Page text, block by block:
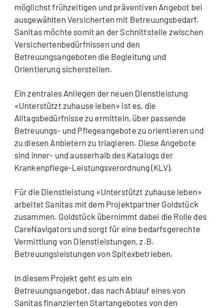
möglichst frühzeitigen und präventiven Angebot bei
ausgewählten Versicherten mit Betreuungsbedarf.
Sanitas möchte somit an der Schnittstelle zwischen
Versichertenbedürfnissen und den
Betreuungsangeboten die Begleitung und
Orientierung sicherstellen.
Ein zentrales Anliegen der neuen Dienstleistung
«Unterstützt zuhause leben» ist es, die
Alltagsbedürfnisse zu ermitteln, über passende
Betreuungs- und Pflegeangebote zu orientieren und
zu diesen Anbietern zu triagieren. Diese Angebote
sind inner- und ausserhalb des Katalogs der
Krankenpflege-Leistungsverordnung (KLV).
Für die Dienstleistung «Unterstützt zuhause leben»
arbeitet Sanitas mit dem Projektpartner Goldstück
zusammen. Goldstück übernimmt dabei die Rolle des
CareNavigators und sorgt für eine bedarfsgerechte
Vermittlung von Dienstleistungen, z.B.
Betreuungsleistungen von Spitexbetrieben.
In diesem Projekt geht es um ein
Betreuungsangebot, das nach Ablauf eines von
Sanitas finanzierten Startangebotes von den